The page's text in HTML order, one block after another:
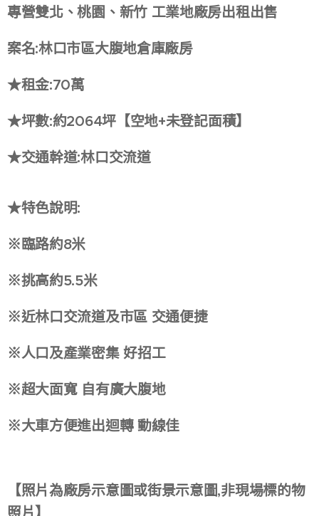
專營雙北、桃園、新竹 工業地廠房出租出售
案名:林口市區大腹地倉庫廠房
★租金:70萬
★坪數:約2064坪【空地+未登記面積】
★交通幹道:林口交流道
★特色說明:
※臨路約8米
※挑高約5.5米
※近林口交流道及市區 交通便捷
※人口及產業密集 好招工
※超大面寬 自有廣大腹地
※大車方便進出迴轉 動線佳
【照片為廠房示意圖或街景示意圖,非現場標的物